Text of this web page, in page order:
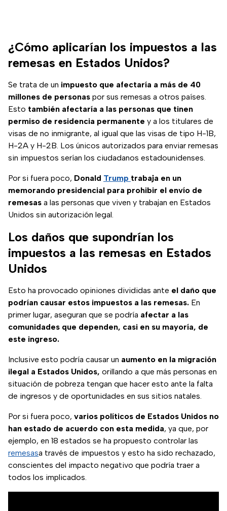
¿Cómo aplicarían los impuestos a las
remesas en Estados Unidos?
Se trata de un impuesto que afectaría a más de 40
millones de personas por sus remesas a otros países.
Esto también afectaría a las personas que tinen
permiso de residencia permanente y a los titulares de
visas de no inmigrante, al igual que las visas de tipo H-1B,
H-2A y H-2B. Los únicos autorizados para enviar remesas
sin impuestos serían los ciudadanos estadounidenses.
Por si fuera poco, Donald Trump trabaja en un
memorando presidencial para prohibir el envío de
remesas a las personas que viven y trabajan en Estados
Unidos sin autorización legal.
Los daños que supondrían los
impuestos a las remesas en Estados
Unidos
Esto ha provocado opiniones divididas ante el daño que
podrían causar estos impuestos a las remesas. En
primer lugar, aseguran que se podría afectar a las
comunidades que dependen, casi en su mayoría, de
este ingreso.
Inclusive esto podría causar un aumento en la migración
ilegal a Estados Unidos, orillando a que más personas en
situación de pobreza tengan que hacer esto ante la falta
de ingresos y de oportunidades en sus sitios natales.
Por si fuera poco, varios políticos de Estados Unidos no
han estado de acuerdo con esta medida, ya que, por
ejemplo, en 18 estados se ha propuesto controlar las
remesasa través de impuestos y esto ha sido rechazado,
conscientes del impacto negativo que podría traer a
todos los implicados.